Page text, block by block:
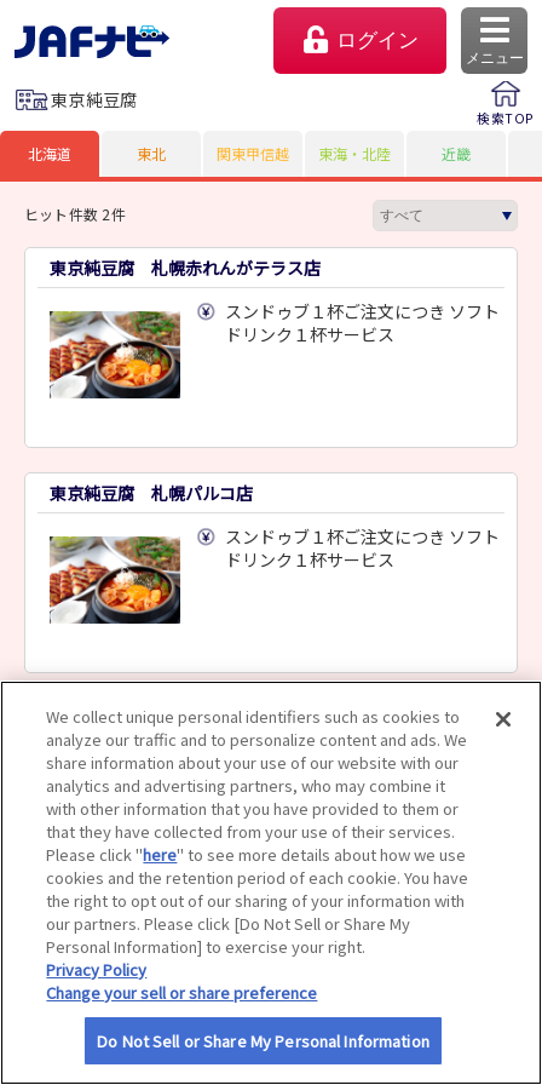
ログイン
メニュー
マイページ
よくあるご質問
サイトマップ
東京純豆腐
検索TOP
北海道 東北 関東甲信越 東海・北陸 近畿
ヒット件数 2件
東京純豆腐 札幌赤れんがテラス店
スンドゥブ１杯ご注文につき ソフト
ドリンク１杯サービス
東京純豆腐 札幌パルコ店
スンドゥブ１杯ご注文につき ソフト
ドリンク１杯サービス
利用規約
We collect unique personal identifiers such as cookies to
analyze our traffic and to personalize content and ads. We
share information about your use of our website with our
analytics and advertising partners, who may combine it
with other information that you have provided to them or
that they have collected from your use of their services.
Please click "here" to see more details about how we use
cookies and the retention period of each cookie. You have
the right to opt out of our sharing of your information with
our partners. Please click [Do Not Sell or Share My
Personal Information] to exercise your right.
Privacy Policy
Change your sell or share preference
Do Not Sell or Share My Personal Information